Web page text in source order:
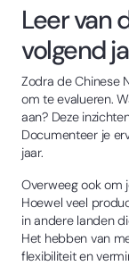
Leer van
volgend
Zodra de Chinese
om te evalueren.
aan? Deze
Documenteer je
jaar.
Overweeg ook om
Hoewel veel
in andere landen
Het hebben van
flexibiliteit en